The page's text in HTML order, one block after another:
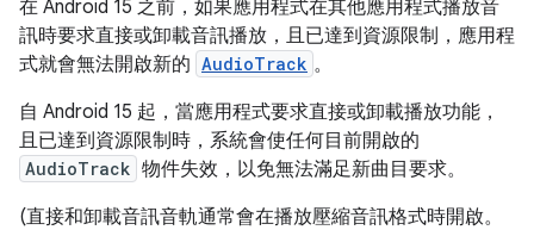
在 Android 15 之前，如果應用程式在其他應用程式播放音
訊時要求直接或卸載音訊播放，且已達到資源限制，應用程
式就會無法開啟新的 AudioTrack 。
自 Android 15 起，當應用程式要求直接或卸載播放功能，
且已達到資源限制時，系統會使任何目前開啟的
AudioTrack 物件失效，以免無法滿足新曲目要求。
(直接和卸載音訊音軌通常會在播放壓縮音訊格式時開啟。